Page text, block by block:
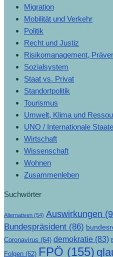
Migration
Mobilität und Verkehr
Politik
Recht und Justiz
Risikomanagement,
Sozialsystem
Staat vs. Privat
Standortpolitik
Tourismus
Umwelt, Klima und
UNO / Internationale
Wirtschaft
Wissenschaft
Wohnen
Zusammenleben
Suchwörter
Alternativen (54) Auswirkungen
Bundespräsident (86)
Coronavirus (64) demokratie (83)
Folgen (62) FPÖ (155)